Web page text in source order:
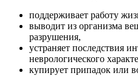
поддерживает работу
выводит из организма
разрушения,
устраняет последствия
неврологического
купирует припадок или